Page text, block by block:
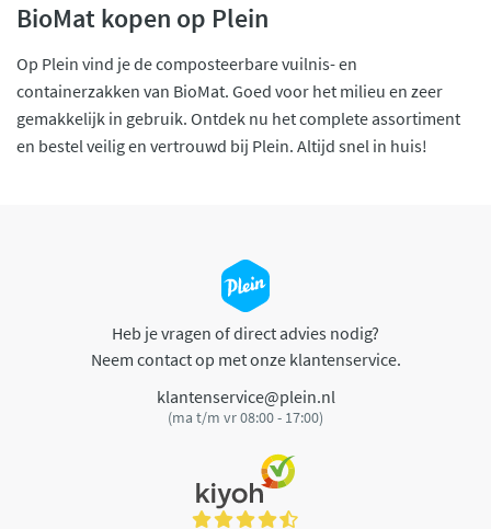
BioMat kopen op Plein
Op Plein vind je de composteerbare vuilnis- en
containerzakken van BioMat. Goed voor het milieu en zeer
gemakkelijk in gebruik. Ontdek nu het complete assortiment
en bestel veilig en vertrouwd bij Plein. Altijd snel in huis!
Heb je vragen of direct advies nodig?
Neem contact op met onze klantenservice.
klantenservice@plein.nl
(ma t/m vr 08:00 - 17:00)